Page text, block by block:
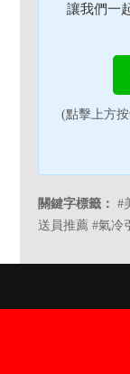
讓我們一
(點擊上方
關鍵字標籤： #
送員推薦 #氣冷